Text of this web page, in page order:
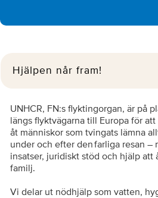
Hjälpen når fram!
UNHCR, FN:s flyktingorgan, är på
längs flyktvägarna till Europa för
åt människor som tvingats lämna
under och efter den farliga resan –
insatser, juridiskt stöd och hjälp att
familj.
Vi delar ut nödhjälp som vatten,